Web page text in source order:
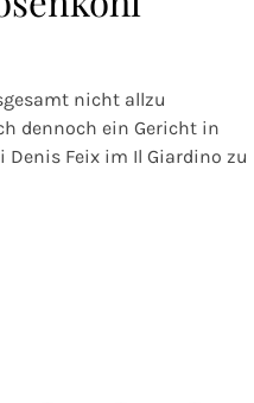
nicht allzu
dennoch ein Gericht in
Denis Feix im Il Giardino zu